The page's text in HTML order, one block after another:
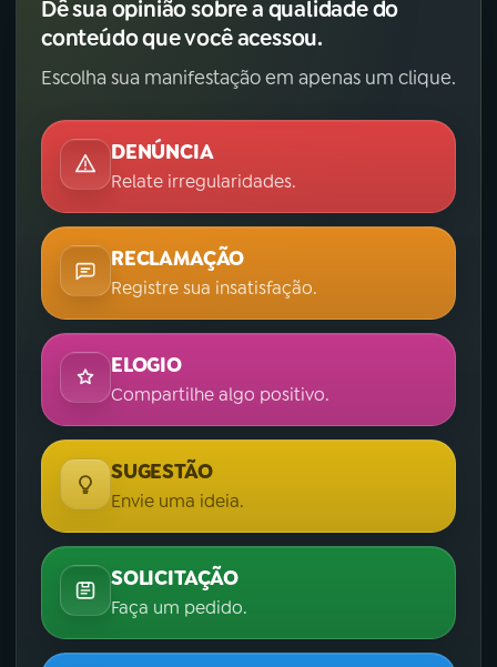
Dê sua opinião sobre a qualidade do
conteúdo que você acessou.
Escolha sua manifestação em apenas um clique.
DENÚNCIA
Relate irregularidades.
RECLAMAÇÃO
Registre sua insatisfação.
ELOGIO
Compartilhe algo positivo.
SUGESTÃO
Envie uma ideia.
SOLICITAÇÃO
Faça um pedido.